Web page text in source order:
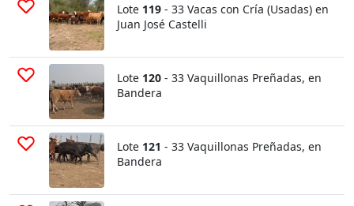
Lote 119 - 33 Vacas con Cría (Usadas) en
Juan José Castelli
Lote 120 - 33 Vaquillonas Preñadas, en
Bandera
Lote 121 - 33 Vaquillonas Preñadas, en
Bandera